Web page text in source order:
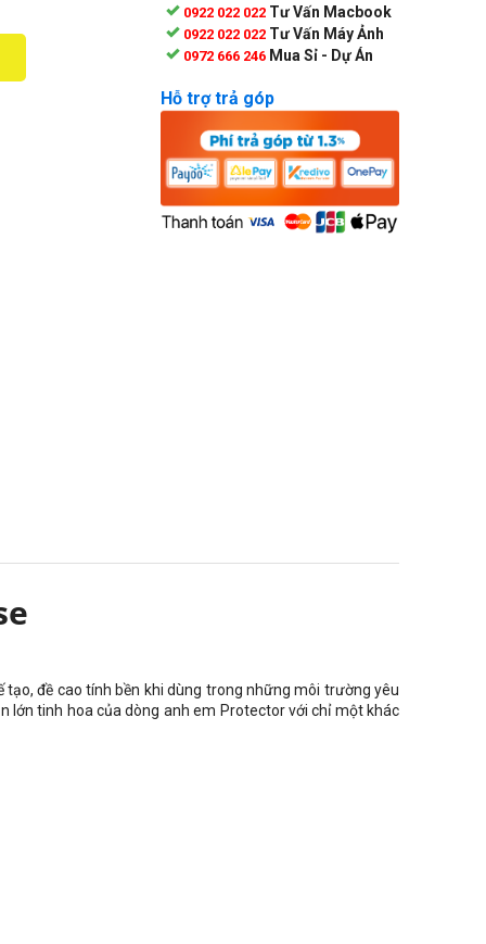
0922 022 022 Tư Vấn Macbook
0922 022 022 Tư Vấn Máy Ảnh
0972 666 246 Mua Sỉ - Dự Án
Hỗ trợ trả góp
đề cao tính bền khi dùng trong những môi trường yêu
lớn tinh hoa của dòng anh em Protector với chỉ một khác